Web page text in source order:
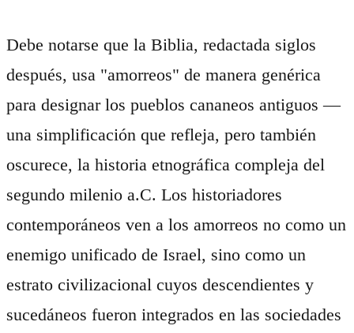
Debe notarse que la Biblia, redactada siglos
después, usa "amorreos" de manera genérica
para designar los pueblos cananeos antiguos —
una simplificación que refleja, pero también
oscurece, la historia etnográfica compleja del
segundo milenio a.C. Los historiadores
contemporáneos ven a los amorreos no como un
enemigo unificado de Israel, sino como un
estrato civilizacional cuyos descendientes y
sucedáneos fueron integrados en las sociedades